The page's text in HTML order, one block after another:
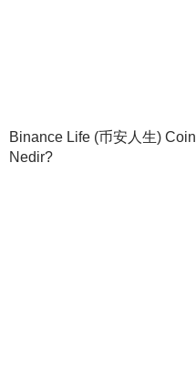
Binance Life (币安人生) Coin
Nedir?